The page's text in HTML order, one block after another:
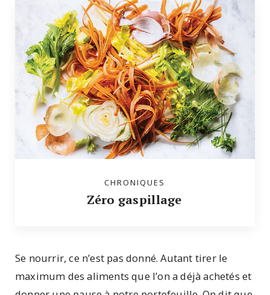
CHRONIQUES
Zéro gaspillage
Se nourrir, ce n’est pas donné. Autant tirer le
maximum des aliments que l’on a déjà achetés et